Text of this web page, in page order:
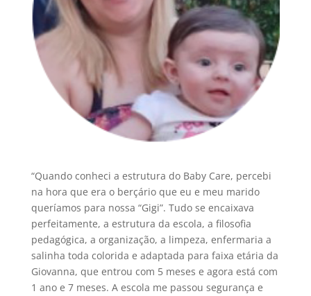
“Quando conheci a estrutura do Baby Care, percebi
na hora que era o berçário que eu e meu marido
queríamos para nossa “Gigi”. Tudo se encaixava
perfeitamente, a estrutura da escola, a filosofia
pedagógica, a organização, a limpeza, enfermaria a
salinha toda colorida e adaptada para faixa etária da
Giovanna, que entrou com 5 meses e agora está com
1 ano e 7 meses. A escola me passou segurança e